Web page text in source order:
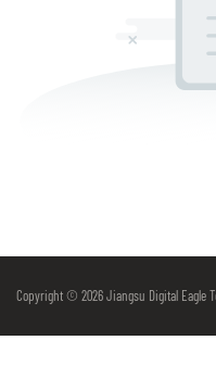
Copyright © 2026 Jiangsu Digital Eagle